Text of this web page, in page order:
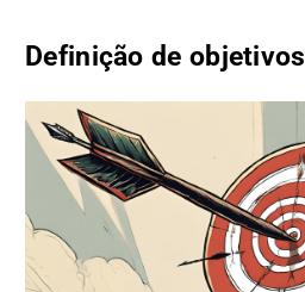
Definição de objetivos